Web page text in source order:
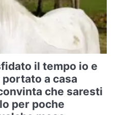
il tempo io e
a casa
che saresti
per poche